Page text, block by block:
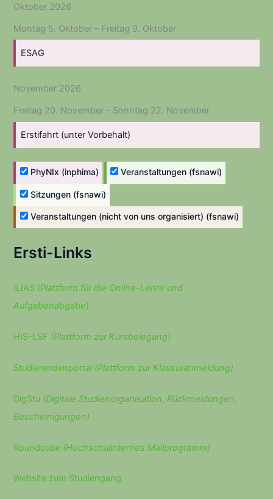
Oktober 2026
Montag 5. Oktober – Freitag 9. Oktober
ESAG
November 2026
Freitag 20. November – Sonntag 22. November
Erstifahrt (unter Vorbehalt)
PhyNIx (inphima) Veranstaltungen (fsnawi)
Sitzungen (fsnawi)
Veranstaltungen (nicht von uns organisiert) (fsnawi)
Ersti-Links
ILIAS (Plattform für die Online-Lehre und
Aufgabenabgabe)
HIS-LSF (Plattform zur Kursbelegung)
Studierendenportal (Plattform zur Klausuranmeldung)
DigStu (Digitale Studienorganisation, Rückmeldungen,
Bescheinigungen)
Roundcube (Hochschulinternes Mailprogramm)
Website zum Studiengang